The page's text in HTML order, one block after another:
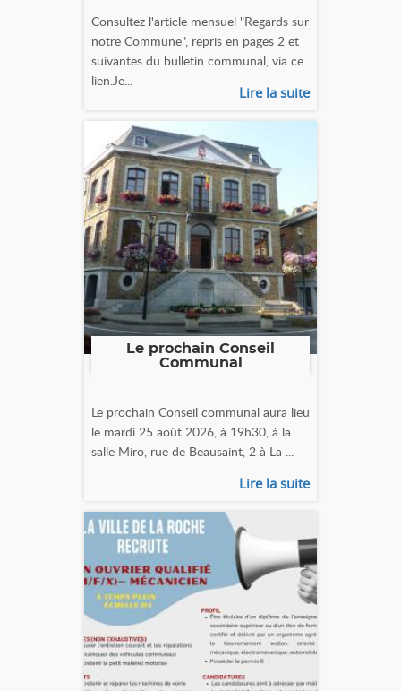
Consultez l'article mensuel "Regards sur
notre Commune", repris en pages 2 et
suivantes du bulletin communal, via ce
lien.Je...
Lire la suite
Le prochain Conseil
Communal
Le prochain Conseil communal aura lieu
le mardi 25 août 2026, à 19h30, à la
salle Miro, rue de Beausaint, 2 à La ...
Lire la suite